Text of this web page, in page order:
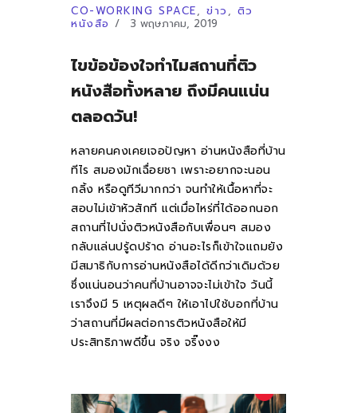
โปรโมชั่นพิเศษ
สาขา
PARTNER
NEWS
คำถามที่พบบ่อย
ติดต่อเรา
CO-WORKING SPACE,ข่าว , ติว
หนังสือ
3 พฤษภาคม, 2019
ไขข้อข้องใจทำไมสถานที่ติว
หนังสือทั้งหลาย ถึงมีคนแน่น
ตลอดวัน!
หลายคนคงเคยเจอปัญหา อ่านหนังสือที่บ้าน
ทีไร สมองมักเฉื่อยชา เพราะอยากจะนอน
กลิ้ง หรือดูทีวีมากกว่า จนทำให้เนื้อหาที่จะ
สอบไม่เข้าหัวสักที แต่เมื่อไหร่ที่ได้ออกนอก
สถานที่ไปนั่งติวหนังสือกับเพื่อนๆ สมอง
กลับแล่นปรู้ดปร้าด อ่านอะไรก็เข้าใจแถมยัง
มีสมาธิกับการอ่านหนังสือได้ดีกว่าเดิมด้วย
ซึ่งแน่นอนว่าคนที่บ้านอาจจะไม่เข้าใจ วันนี้
เราจึงมี 5 เหตุผลดีๆ ให้เอาไปใช้บอกที่บ้าน
ว่าสถานที่มีผลต่อการติวหนังสือให้มี
ประสิทธิภาพดีขึ้น จริง จริ๊งงง